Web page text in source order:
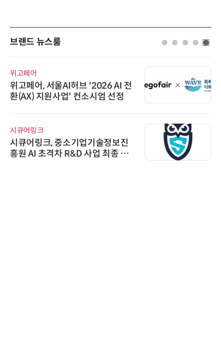
브랜드 뉴스룸
위고페어
위고페어, 서울AI허브 '2026 AI 전
환(AX) 지원사업' 컨소시엄 선정
시큐어링크
시큐어링크, 중소기업기술정보진
흥원 AI 초격차 R&D 사업 최종 선